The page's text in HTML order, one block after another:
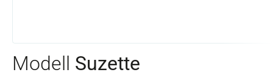
Modell Suzette